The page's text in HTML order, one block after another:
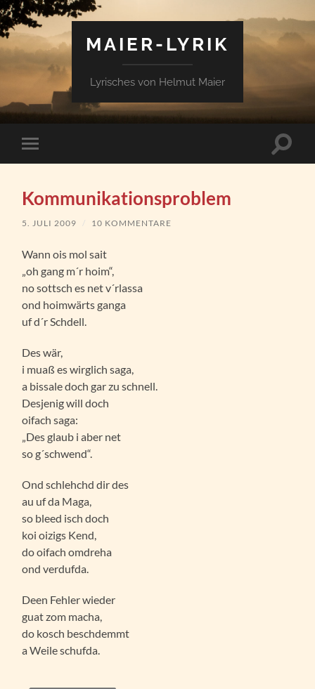
MAIER-LYRIK
Lyrisches von Helmut Maier
Mobile-
Menü
Kommunikationsproblem
5. JULI 2009 / 10 KOMMENTARE
Wann ois mol sait
„oh gang m´r hoim“,
no sottsch es net v´rlassa
ond hoimwärts ganga
uf d´r Schdell.
Des wär,
i muaß es wirglich saga,
a bissale doch gar zu schnell.
Desjenig will doch
oifach saga:
„Des glaub i aber net
so g´schwend“.
Ond schlehchd dir des
au uf da Maga,
so bleed isch doch
koi oizigs Kend,
do oifach omdreha
ond verdufda.
Deen Fehler wieder
guat zom macha,
do kosch beschdemmt
a Weile schufda.